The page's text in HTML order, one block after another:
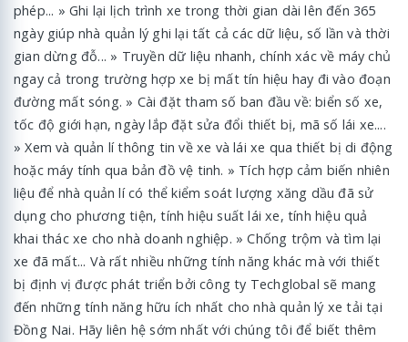
phép... » Ghi lại lịch trình xe trong thời gian dài lên đến 365
ngày giúp nhà quản lý ghi lại tất cả các dữ liệu, số lần và thời
gian dừng đỗ... » Truyền dữ liệu nhanh, chính xác về máy chủ
ngay cả trong trường hợp xe bị mất tín hiệu hay đi vào đoạn
đường mất sóng. » Cài đặt tham số ban đầu về: biển số xe,
tốc độ giới hạn, ngày lắp đặt sửa đổi thiết bị, mã số lái xe....
» Xem và quản lí thông tin về xe và lái xe qua thiết bị di động
hoặc máy tính qua bản đồ vệ tinh. » Tích hợp cảm biến nhiên
liệu để nhà quản lí có thể kiểm soát lượng xăng dầu đã sử
dụng cho phương tiện, tính hiệu suất lái xe, tính hiệu quả
khai thác xe cho nhà doanh nghiệp. » Chống trộm và tìm lại
xe đã mất... Và rất nhiều những tính năng khác mà với thiết
bị định vị được phát triển bởi công ty Techglobal sẽ mang
đến những tính năng hữu ích nhất cho nhà quản lý xe tải tại
Đồng Nai. Hãy liên hệ sớm nhất với chúng tôi để biết thêm